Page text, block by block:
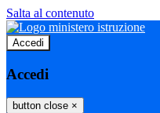
Salta al contenuto
Accedi
Accedi
button close ×